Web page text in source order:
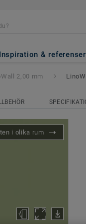
Inspiration & referenser
-
2,00 mm
i olika rum